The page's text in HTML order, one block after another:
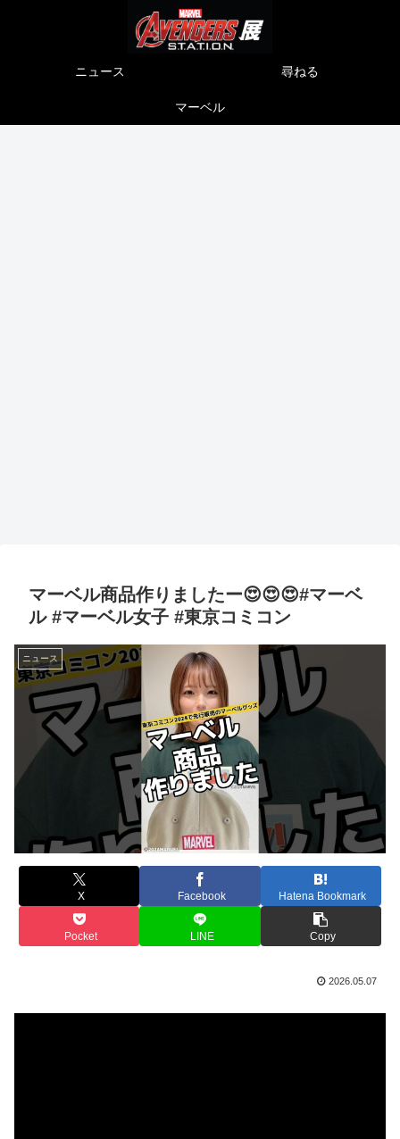
ニュース 尋ねる
マーベル
マーベル商品作りましたー😍😍😍#マーベ
ル #マーベル女子 #東京コミコン
ニュース
X Facebook Hatena Bookmark
Pocket LINE Copy
2026.05.07